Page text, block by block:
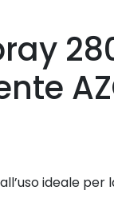
ideale per